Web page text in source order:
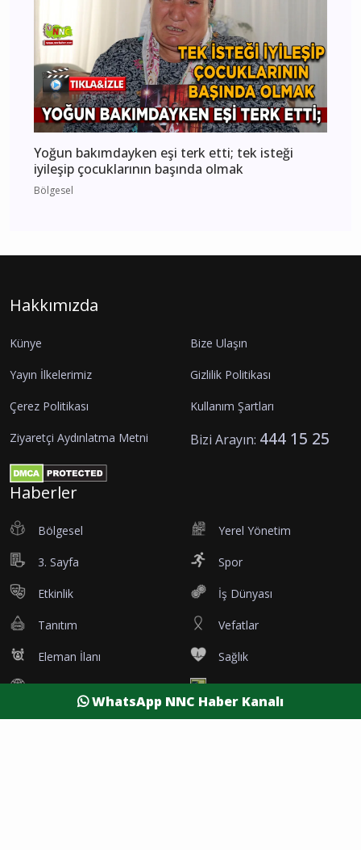
Yoğun bakımdayken eşi terk etti; tek isteği
iyileşip çocuklarının başında olmak
Bölgesel
Hakkımızda
Künye Bize Ulaşın
Yayın İlkelerimiz Gizlilik Politikası
Çerez Politikası Kullanım Şartları
Ziyaretçi Aydınlatma Metni Bizi Arayın: 444 15 25
Haberler
Bölgesel Yerel Yönetim
3. Sayfa Spor
Etkinlik İş Dünyası
Tanıtım Vefatlar
Eleman İlanı Sağlık
Dünya Resmi Reklamlar
Kesintiler Siyaset
WhatsApp NNC Haber Kanalı